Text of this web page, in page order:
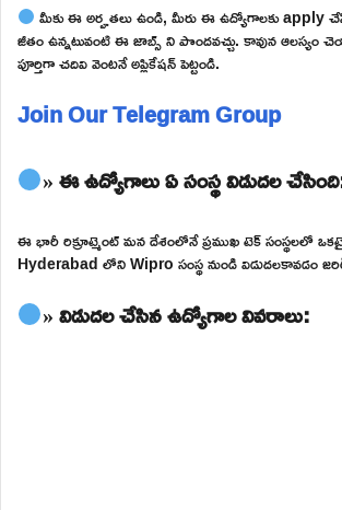
మీకు ఈ అర్హతలు ఉండి, మీరు ఈ ఉద్యోగాలకు apply
జీతం ఉన్నటువంటి ఈ జాబ్స్ ని పొందవచ్చు. కావున ఆలస్యం
పూర్తిగా చదివి వెంటనే అప్లికేషన్ పెట్టండి.
Join Our Telegram Group
» ఈ ఉద్యోగాలు ఏ సంస్థ విడుదల
ఈ భారీ రిక్రూట్మెంట్ మన దేశంలోనే ప్రముఖ టెక్ సంస్థలలో
Hyderabad లోని Wipro సంస్థ నుండి విడుదలకావడం
» విడుదల చేసిన ఉద్యోగాల వివరాలు: